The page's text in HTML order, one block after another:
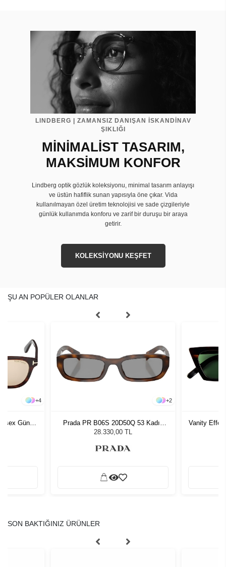
LINDBERG | ZAMANSIZ DANIŞAN İSKANDİNAV
ŞIKLIĞI
MİNİMALİST TASARIM,
MAKSİMUM KONFOR
Lindberg optik gözlük koleksiyonu, minimal tasarım anlayışı
ve üstün hafiflik sunan yapısıyla öne çıkar. Vida
kullanılmayan özel üretim teknolojisi ve sade çizgileriyle
günlük kullanımda konforu ve zarif bir duruşu bir araya
getirir.
KOLEKSİYONU KEŞFET
ŞU AN POPÜLER OLANLAR
+4
Güneş
+2
Prada PR B06S 20D50Q 53 Kadın
Güneş Gözlüğü
28.330,00 TL
Vanity
SON BAKTIĞINIZ ÜRÜNLER